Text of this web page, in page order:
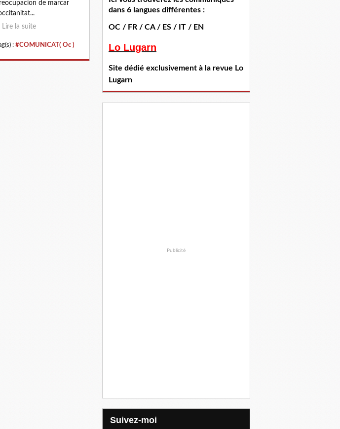
de marcar
Lire la suite
: #COMUNICAT( Oc )
dans 6 langues différentes :
OC / FR / CA / ES / IT / EN
Lo Lugarn
Site dédié exclusivement à la revue Lo
Lugarn
Publicité
Suivez-moi